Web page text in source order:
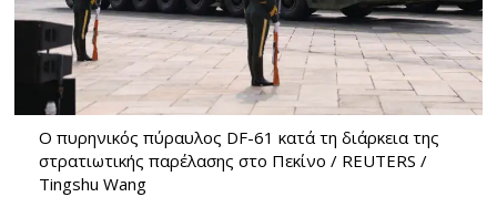
Ο πυρηνικός πύραυλος DF-61 κατά τη διάρκεια της
στρατιωτικής παρέλασης στο Πεκίνο / REUTERS /
Tingshu Wang